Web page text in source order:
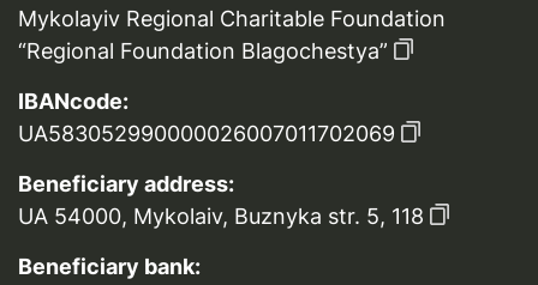
Mykolayiv Regional Charitable Foundation
“Regional Foundation Blagochestya”
IBANcode:
UA583052990000026007011702069
Beneficiary address:
UA 54000, Mykolaiv, Buznyka str. 5, 118
Beneficiary bank: